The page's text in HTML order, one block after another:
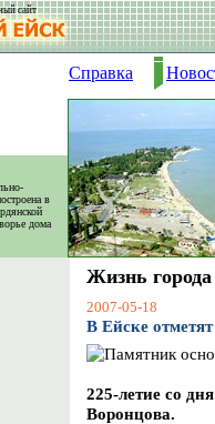
сайт
в
дома
Справка
Жизнь города
2007-05-18
В Ейске
225-летие со
Воронцова.